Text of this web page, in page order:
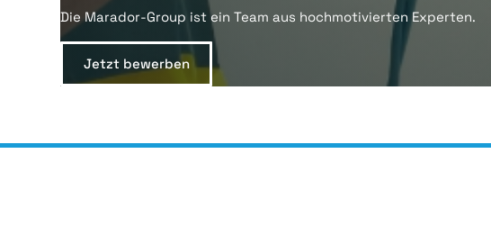
Die Marador-Group ist ein Team aus hochmotivierten Experten.
Jetzt bewerben